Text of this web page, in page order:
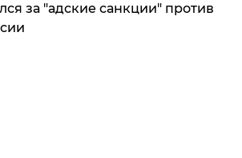
за "адские санкции" против